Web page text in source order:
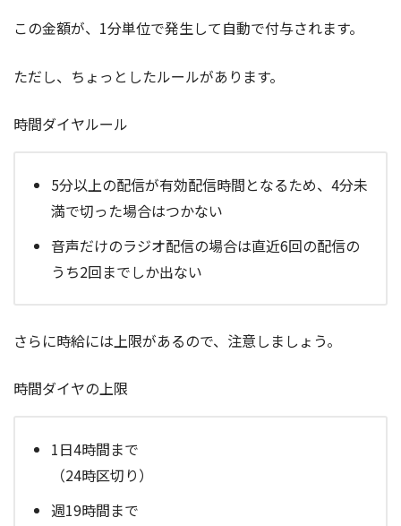
この金額が、1分単位で発生して自動で付与されます。
ただし、ちょっとしたルールがあります。
時間ダイヤルール
5分以上の配信が有効配信時間となるため、4分未
満で切った場合はつかない
音声だけのラジオ配信の場合は直近6回の配信の
うち2回までしか出ない
さらに時給には上限があるので、注意しましょう。
時間ダイヤの上限
1日4時間まで
（24時区切り）
週19時間まで